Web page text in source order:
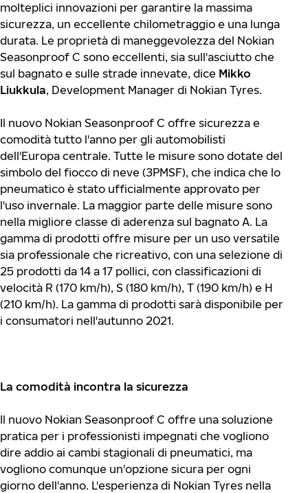
molteplici innovazioni per garantire la massima
sicurezza, un eccellente chilometraggio e una lunga
durata. Le proprietà di maneggevolezza del Nokian
Seasonproof C sono eccellenti, sia sull'asciutto che
sul bagnato e sulle strade innevate, dice Mikko
Liukkula, Development Manager di Nokian Tyres.
Il nuovo Nokian Seasonproof C offre sicurezza e
comodità tutto l'anno per gli automobilisti
dell'Europa centrale. Tutte le misure sono dotate del
simbolo del fiocco di neve (3PMSF), che indica che lo
pneumatico è stato ufficialmente approvato per
l'uso invernale. La maggior parte delle misure sono
nella migliore classe di aderenza sul bagnato A. La
gamma di prodotti offre misure per un uso versatile
sia professionale che ricreativo, con una selezione di
25 prodotti da 14 a 17 pollici, con classificazioni di
velocità R (170 km/h), S (180 km/h), T (190 km/h) e H
(210 km/h). La gamma di prodotti sarà disponibile per
i consumatori nell'autunno 2021.
La comodità incontra la sicurezza
Il nuovo Nokian Seasonproof C offre una soluzione
pratica per i professionisti impegnati che vogliono
dire addio ai cambi stagionali di pneumatici, ma
vogliono comunque un'opzione sicura per ogni
giorno dell'anno. L'esperienza di Nokian Tyres nella